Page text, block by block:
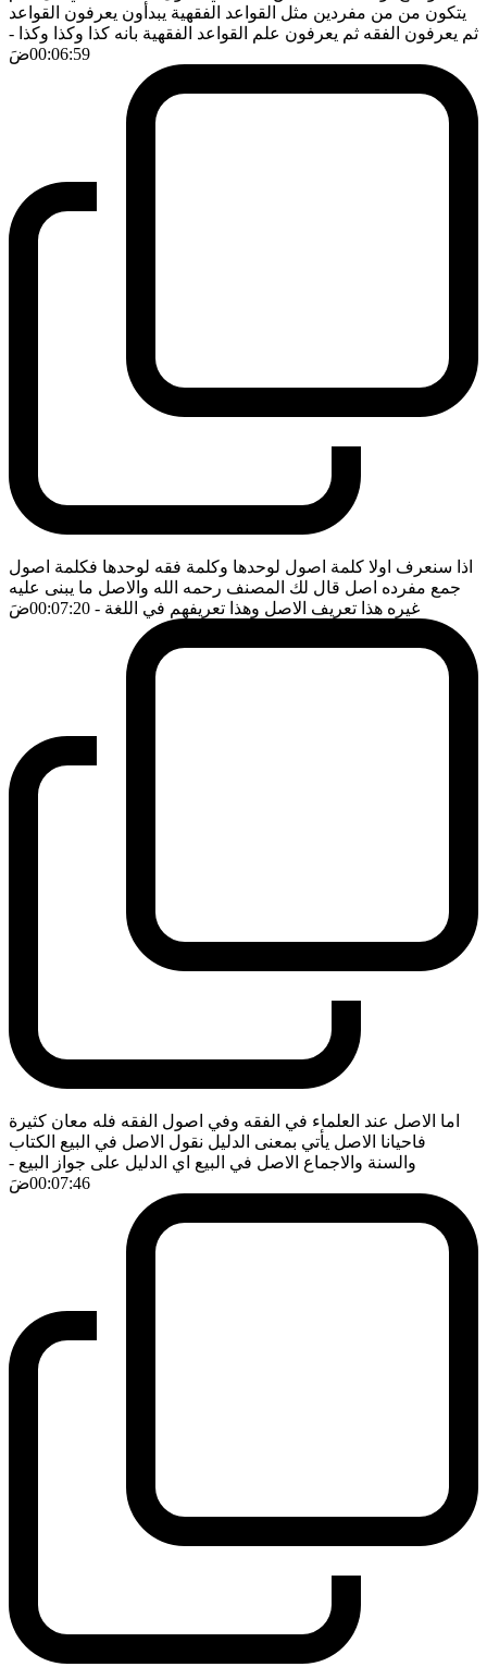
يتكون من من مفردين مثل القواعد الفقهية يبدأون يعرفون القواعد
ثم يعرفون الفقه ثم يعرفون علم القواعد الفقهية بانه كذا وكذا وكذا -
00:06:59ضَ
اذا سنعرف اولا كلمة اصول لوحدها وكلمة فقه لوحدها فكلمة اصول
جمع مفرده اصل قال لك المصنف رحمه الله والاصل ما يبنى عليه
غيره هذا تعريف الاصل وهذا تعريفهم في اللغة - 00:07:20 ضَ
اما الاصل عند العلماء في الفقه وفي اصول الفقه فله معان كثيرة
فاحيانا الاصل يأتي بمعنى الدليل نقول الاصل في البيع الكتاب
والسنة والاجماع الاصل في البيع اي الدليل على جواز البيع -
00:07:46ضَ